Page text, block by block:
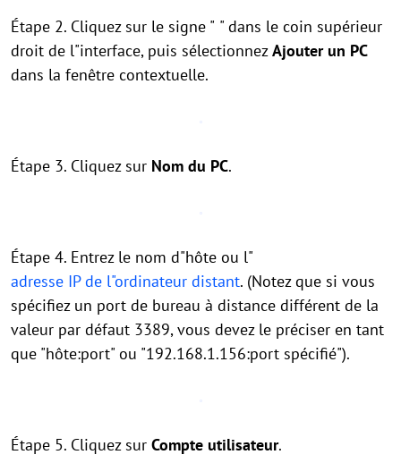
Étape 2. Cliquez sur le signe " " dans le coin supérieur
droit de l"interface, puis sélectionnezAjouter un PC
dans la fenêtre contextuelle.
Étape 3. Cliquez sur Nom du PC.
Étape 4. Entrez le nom d"hôte ou l"
adresse IP de l"ordinateur distant. (Notez que si vous
spécifiez un port de bureau à distance différent de la
valeur par défaut 3389, vous devez le préciser en tant
que "hôte:port" ou "192.168.1.156:port spécifié").
Étape 5. Cliquez sur Compte utilisateur.